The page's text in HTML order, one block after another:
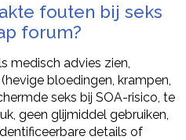
fouten bij seks
forum?
medisch advies zien,
bloedingen, krampen,
seks bij SOA-risico, te
geen glijmiddel gebruiken,
details of